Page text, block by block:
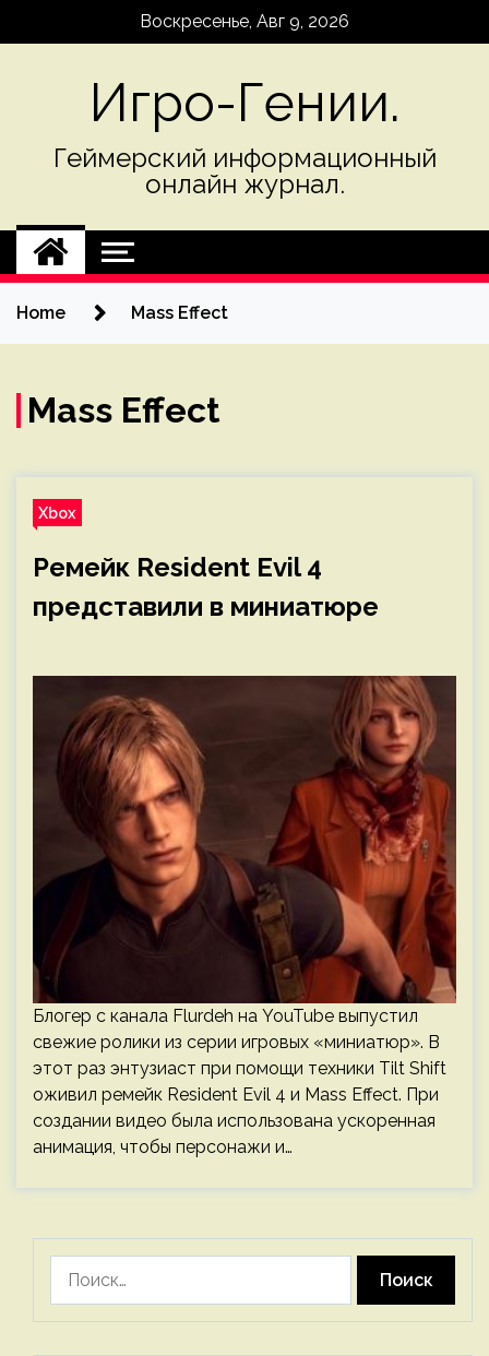
Воскресенье, Авг 9, 2026
Игро-Гении.
Геймерский информационный
онлайн журнал.
Home Mass Effect
Mass Effect
Xbox
Ремейк Resident Evil 4
представили в миниатюре
Блогер с канала Flurdeh на YouTube выпустил
свежие ролики из серии игровых «миниатюр». В
этот раз энтузиаст при помощи техники Tilt Shift
оживил ремейк Resident Evil 4 и Mass Effect. При
создании видео была использована ускоренная
анимация, чтобы персонажи и…